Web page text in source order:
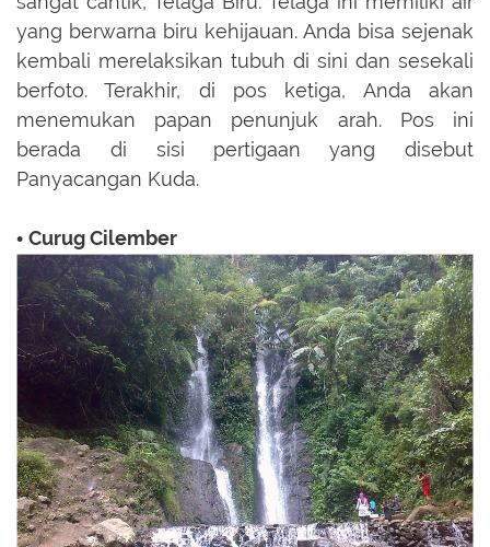
yang berwarna biru kehijauan. Anda bisa sejenak
kembali merelaksikan tubuh di sini dan sesekali
berfoto. Terakhir, di pos ketiga, Anda akan
menemukan papan penunjuk arah. Pos ini
berada di sisi pertigaan yang disebut
Panyacangan Kuda.
• Curug Cilember